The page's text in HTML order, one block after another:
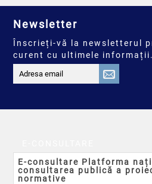
Newsletter
Înscrieți-vă la newsletterul
curent cu ultimele informații.
E-consultare Platforma
consultarea publică a
normative